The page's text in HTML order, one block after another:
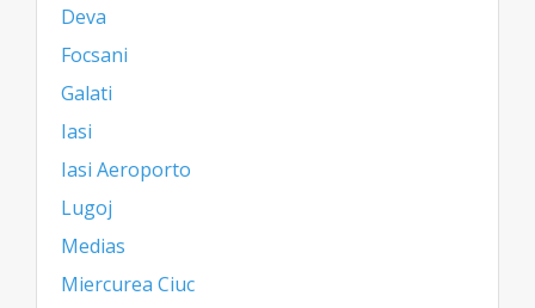
Deva
Focsani
Galati
Iasi
Iasi Aeroporto
Lugoj
Medias
Miercurea Ciuc